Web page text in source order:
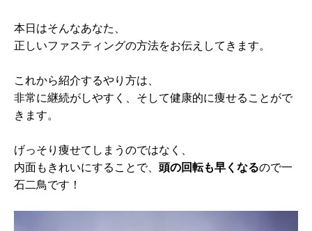
本日はそんなあなた、
正しいファスティングの方法をお伝えしてきます。
これから紹介するやり方は、
非常に継続がしやすく、そして健康的に痩せることがで
きます。
げっそり痩せてしまうのではなく、
内面もきれいにすることで、 頭の回転も早くなるので一
石二鳥です！